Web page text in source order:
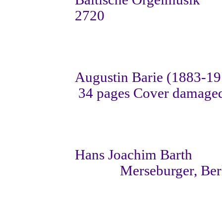
2720
Augustin Barie (1883-
34 pages Cover
Hans Joachim Barth
Merseburger,